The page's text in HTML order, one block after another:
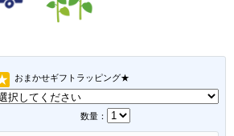
おまかせギフトラッピング★
数量：